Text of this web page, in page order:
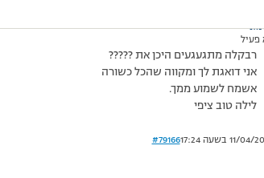
פעיל
רבקלה מתגעגעים היכן את ?????
אני דואגת לך ומקווה שהכל כשורה
אשמח לשמוע ממך.
לילה טוב ציפי
2019 בשעה 17:24 #79166